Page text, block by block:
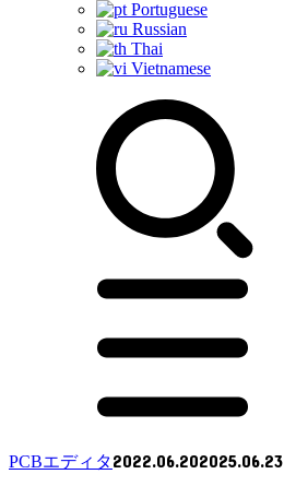
Portuguese
Russian
Thai
Vietnamese
PCBエディタ2022.06.202025.06.23